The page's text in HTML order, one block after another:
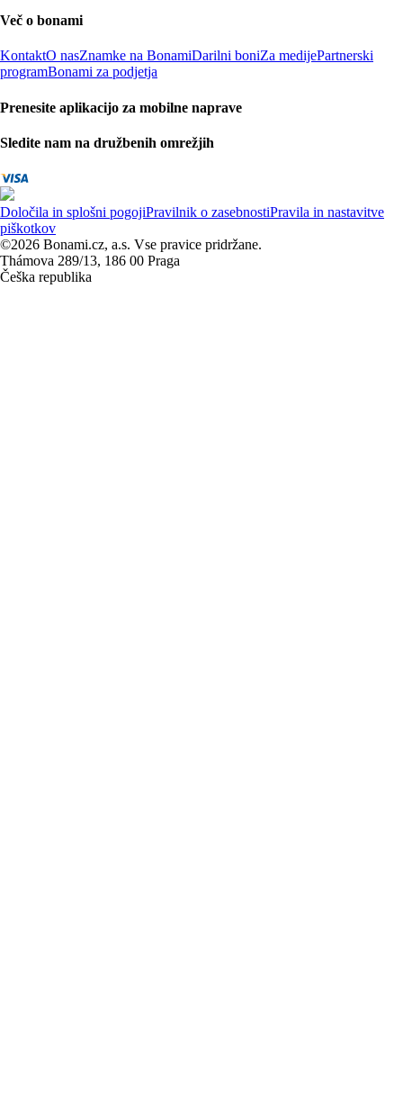
Več o bonami
KontaktO nasZnamke na BonamiDarilni boniZa medijePartnerski
programBonami za podjetja
Prenesite aplikacijo za mobilne naprave
Sledite nam na družbenih omrežjih
Določila in splošni pogojiPravilnik o zasebnostiPravila in nastavitve
piškotkov
©2026 Bonami.cz, a.s. Vse pravice pridržane.
Thámova 289/13, 186 00 Praga
Češka republika